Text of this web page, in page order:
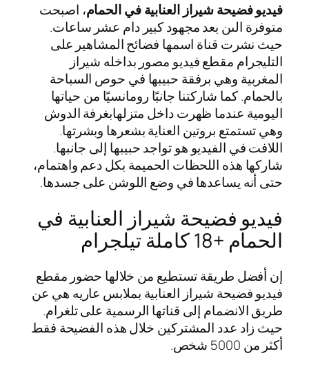
فيديو فضيحة شيراز العنابية في الحمام، اصبحت
متوفرة الىن بعد مجهود كبير دام عشر ساعات.
حيث نشرت قناة اسمها فضائح المشاهير على
التليجرام مقطع فيديو مصور بداخله شيراز
المغربية وهي برفقة حبيبها في حوص السباحة
بالحمام. كما شاركتنا جانبًا رومانسيًا من حياتها
اليومية عندما ظهرت داخل متزلهابغرفة الدوش
وهي تستمتع بروتين العناية بشعرها وبشرتها.
اللافت في الفيديو هو تواجد حبيبها إلى جانبها.
شاركها هذه اللحظات الحميمة بكل دعم واهتمام،
حتى أنه يساعدها في وضع اللوشن على جسدها.
فيديو فضيحة شيراز العنابية في
الحمام +18 كاملة تيلجرام
إن أفضل طريقة تستطيع من خلالها حضور مقطع
فيديو فضيحة شيراز العنابية بملابس عاريه هي عن
طريق الانضمام إلى قناتها الرسمية على تلغرام.
حيث زاد عدد المشتركين خلال هذه الفضيحة فقط
أكثر من 5000 شخص.